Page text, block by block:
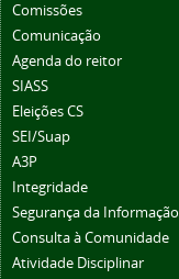
Comissões
Comunicação
Agenda do reitor
SIASS
Eleições CS
SEI/Suap
A3P
Integridade
Segurança da Informação
Consulta à Comunidade
Atividade Disciplinar